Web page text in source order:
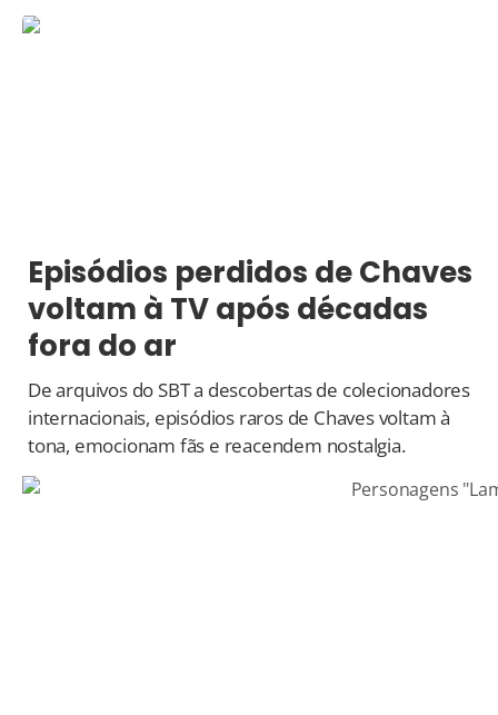
Episódios perdidos de Chaves
voltam à TV após décadas
fora do ar
De arquivos do SBT a descobertas de colecionadores
internacionais, episódios raros de Chaves voltam à
tona, emocionam fãs e reacendem nostalgia.